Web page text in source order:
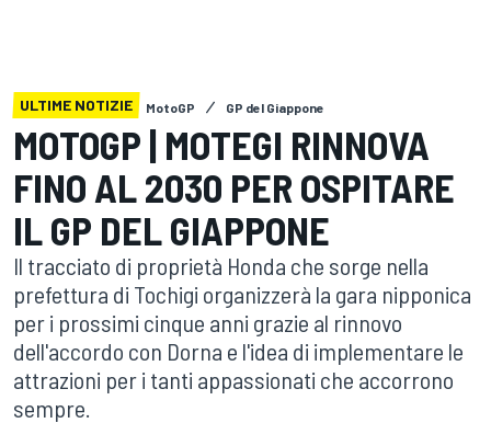
ULTIME NOTIZIE MotoGP GP del Giappone
MOTOGP | MOTEGI RINNOVA
FINO AL 2030 PER OSPITARE
IL GP DEL GIAPPONE
Il tracciato di proprietà Honda che sorge nella
prefettura di Tochigi organizzerà la gara nipponica
per i prossimi cinque anni grazie al rinnovo
dell'accordo con Dorna e l'idea di implementare le
attrazioni per i tanti appassionati che accorrono
sempre.